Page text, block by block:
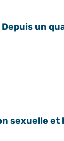
un
sexuelle